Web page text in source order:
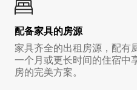
配备家具的房源
家具齐全的出租房源，配有
一个月或更长时间的住宿中
房的完美方案。